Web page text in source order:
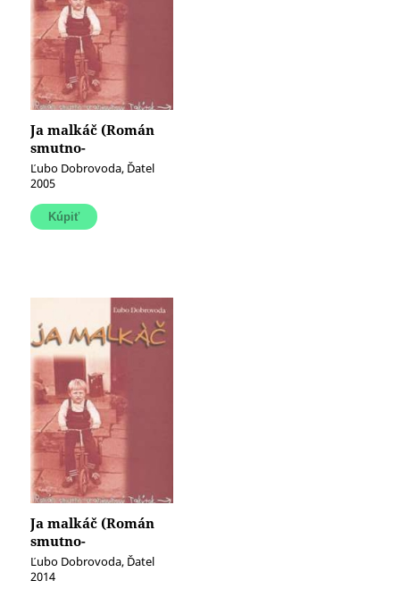
Ja malkáč (Román
smutno-
srandovinový
Takýtok)
Ľubo Dobrovoda, Ďatel
2005
Ja malkáč (Román
smutno-
srandovinový
Takýtok) (e-kniha)
Ľubo Dobrovoda, Ďatel
2014